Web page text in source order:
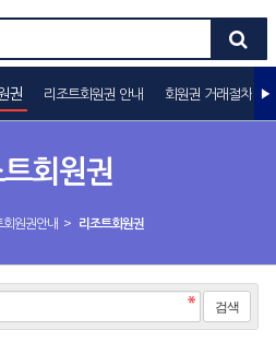
회원권
회원권안내 > 리조트회원권
권 리조트회원권 안내 회원권 거래절차